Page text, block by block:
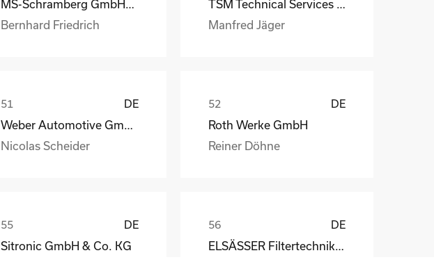
Bernhard Friedrich
Manfred Jäger
DE
Nicolas Scheider
DE
Roth Werke GmbH
Reiner Döhne
DE
Sitronic GmbH & Co. KG
DE